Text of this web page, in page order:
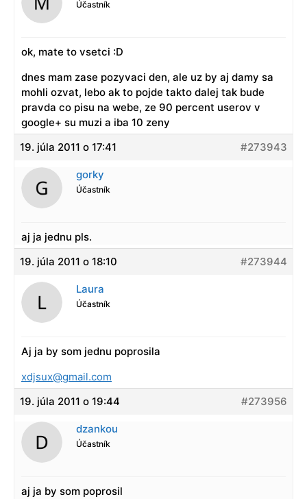
Účastník
ok, mate to vsetci :D
dnes mam zase pozyvaci den, ale uz by aj damy sa
mohli ozvat, lebo ak to pojde takto dalej tak bude
pravda co pisu na webe, ze 90 percent userov v
google+ su muzi a iba 10 zeny
19. júla 2011 o 17:41
#273943
gorky
Účastník
aj ja jednu pls.
19. júla 2011 o 18:10
#273944
Laura
Účastník
Aj ja by som jednu poprosila
xdjsux@gmail.com
19. júla 2011 o 19:44
#273956
dzankou
Účastník
aj ja by som poprosil